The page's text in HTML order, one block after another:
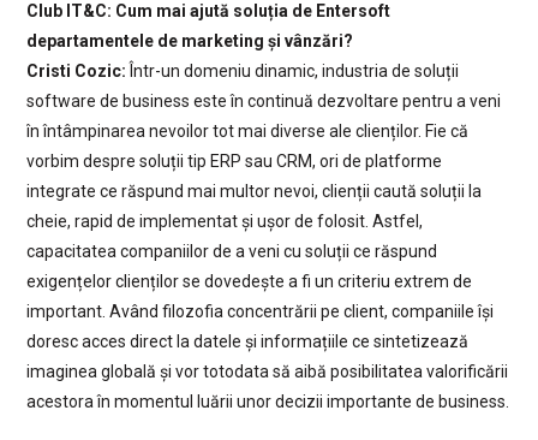
Club IT&C: Cum mai ajută soluția de Entersoft
departamentele de marketing și vânzări?
Cristi Cozic: Într-un domeniu dinamic, industria de soluții
software de business este în continuă dezvoltare pentru a veni
în întâmpinarea nevoilor tot mai diverse ale clienților. Fie că
vorbim despre soluții tip ERP sau CRM, ori de platforme
integrate ce răspund mai multor nevoi, clienții caută soluții la
cheie, rapid de implementat și ușor de folosit. Astfel,
capacitatea companiilor de a veni cu soluții ce răspund
exigențelor clienților se dovedește a fi un criteriu extrem de
important. Având filozofia concentrării pe client, companiile își
doresc acces direct la datele și informațiile ce sintetizează
imaginea globală și vor totodata să aibă posibilitatea valorificării
acestora în momentul luării unor decizii importante de business.